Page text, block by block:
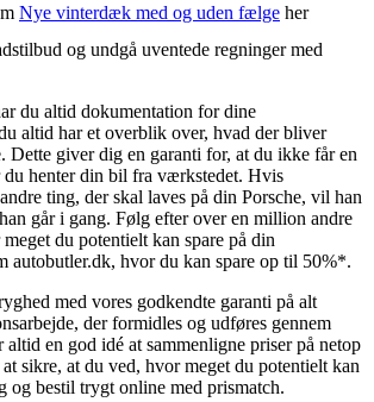
Nye vinterdæk med og uden fælge her
og undgå uventede regninger med
du altid dokumentation for dine
altid har et overblik over, hvad der bliver
Dette giver dig en garanti for, at du ikke får en
du henter din bil fra værkstedet. Hvis
ting, der skal laves på din Porsche, vil han
går i gang. Følg efter over en million andre
du potentielt kan spare på din
autobutler.dk, hvor du kan spare op til 50%*.
med vores godkendte garanti på alt
der formidles og udføres gennem
altid en god idé at sammenligne priser på netop
sikre, at du ved, hvor meget du potentielt kan
og bestil trygt online med prismatch.